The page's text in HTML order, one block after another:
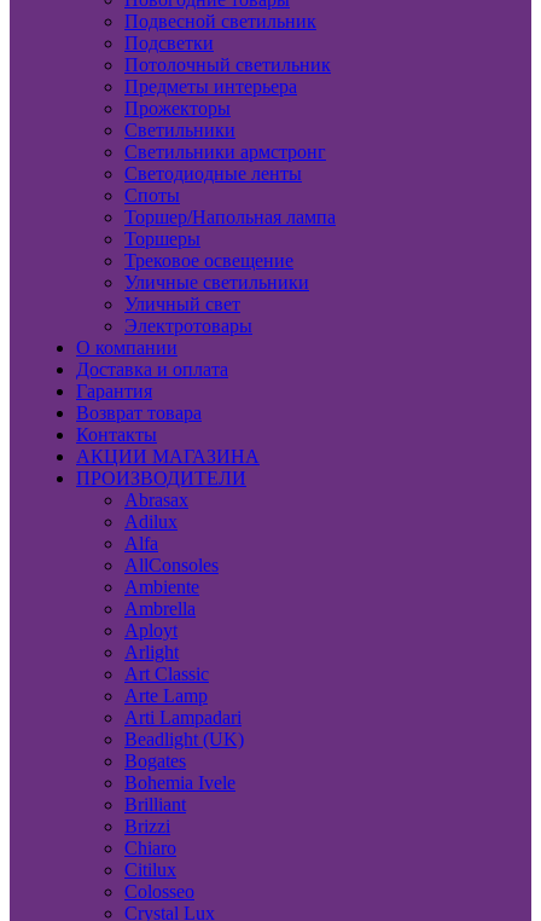
Подвесной светильник
Подсветки
Потолочный светильник
Предметы интерьера
Прожекторы
Светильники
Светильники армстронг
Светодиодные ленты
Споты
Торшер/Напольная лампа
Торшеры
Трековое освещение
Уличные светильники
Уличный свет
Электротовары
О компании
Доставка и оплата
Гарантия
Возврат товара
Контакты
АКЦИИ МАГАЗИНА
ПРОИЗВОДИТЕЛИ
Abrasax
Adilux
Alfa
AllConsoles
Ambiente
Ambrella
Aployt
Arlight
Art Classic
Arte Lamp
Arti Lampadari
Beadlight (UK)
Bogates
Bohemia Ivele
Brilliant
Brizzi
Chiaro
Citilux
Colosseo
Crystal Lux